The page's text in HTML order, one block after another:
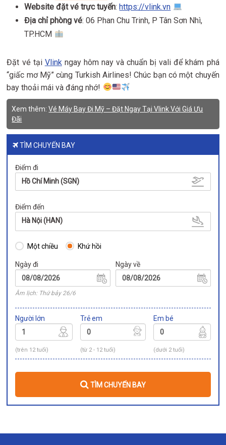
Website đặt vé trực tuyến:https://vlink.vn
Địa chỉ phòng vé: 06 Phan Chu Trinh, P Tân Sơn Nhì,
TP.HCM
Đặt vé tại Vlinkngay hôm nay và chuẩn bị vali để khám phá
“giấc mơ Mỹ” cùng Turkish Airlines! Chúc bạn có một chuyến
bay thoải mái và đáng nhớ!
Xem thêm:Vé Máy Bay Đi Mỹ – Đặt Ngay Tại Vlink Với Giá Ưu
Đãi
TÌM CHUYẾN BAY
Điểm đi
Hồ Chí Minh (SGN)
Điểm đến
Hà Nội (HAN)
Một chiều Khứ hồi
Ngày đi
Âm lịch: Thứ bảy 26/6
Ngày về
Người lớn
(trên 12 tuổi)
Trẻ em
(từ 2 - 12 tuổi)
Em bé
(dưới 2 tuổi)
TÌM CHUYẾN BAY